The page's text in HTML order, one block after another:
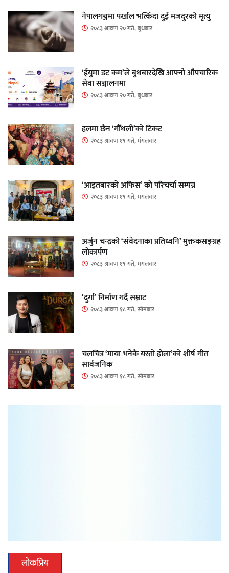
नेपालगञ्जमा पर्खाल भत्किँदा दुई मजदुरको मृत्यु
२०८३ श्रावण २० गते, बुधबार
‘ईयुमा डट कम’ले बुधबारदेखि आफ्नो औपचारिक
सेवा सञ्चालनमा
२०८३ श्रावण २० गते, बुधबार
हलमा छैन ‘गौँथली’को टिकट
२०८३ श्रावण १९ गते, मंगलवार
‘आइतबारको अफिस’ को परिचर्चा सम्पन्न
२०८३ श्रावण १९ गते, मंगलवार
अर्जुन चन्द्रको ‘संवेदनाका प्रतिध्वनि’ मुक्तकसङ्ग्रह
लोकार्पण
२०८३ श्रावण १९ गते, मंगलवार
‘दुर्गा’ निर्माण गर्दै सम्राट
२०८३ श्रावण १८ गते, सोमबार
चलचित्र ‘माया भनेकै यस्तो होला’को शीर्ष गीत
सार्वजनिक
२०८३ श्रावण १८ गते, सोमबार
लोकप्रिय